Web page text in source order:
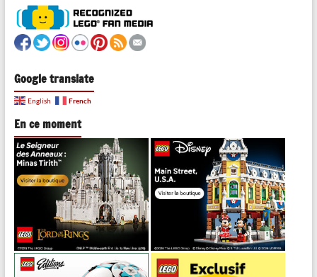
Google translate
English French
En ce moment